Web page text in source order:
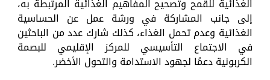
الغذائية للقمح وتصحيح المفاهيم الغذائية المرتبطة به،
إلى جانب المشاركة في ورشة عمل عن الحساسية
الغذائية وعدم تحمل الغذاء، كذلك شارك عدد من الباحثين
في الاجتماع التأسيسي للمركز الإقليمي للبصمة
الكربونية دعمًا لجهود الاستدامة والتحول الأخضر.